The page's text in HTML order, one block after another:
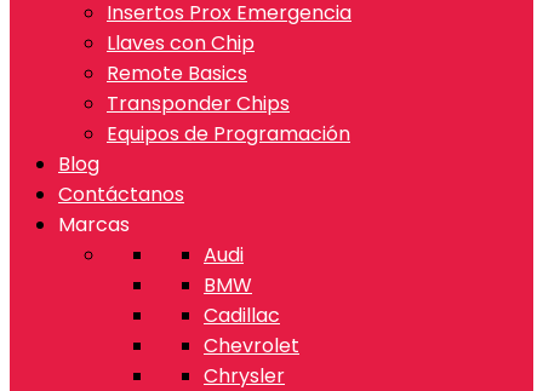
Insertos Prox Emergencia
Llaves con Chip
Remote Basics
Transponder Chips
Equipos de Programación
Blog
Contáctanos
Marcas
Audi
BMW
Cadillac
Chevrolet
Chrysler